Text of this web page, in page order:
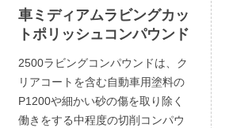
車ミディアムラビングカッ
トポリッシュコンパウンド
2500ラビングコンパウンドは、ク
リアコートを含む自動車用塗料の
P1200や細かい砂の傷を取り除く
働きをする中程度の切削コンパウ